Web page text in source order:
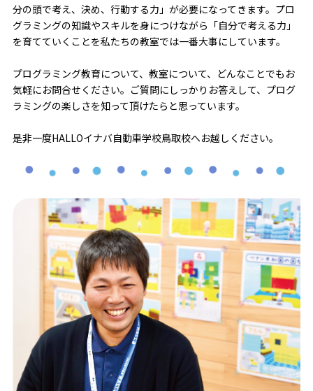
分の頭で考え、決め、行動する力」が必要になってきます。プロ
グラミングの知識やスキルを身につけながら「自分で考える力」
を育てていくことを私たちの教室では一番大事にしています。
プログラミング教育について、教室について、どんなことでもお
気軽にお問合せください。ご質問にしっかりお答えして、プログ
ラミングの楽しさを知って頂けたらと思っています。
是非一度HALLOイナバ自動車学校鳥取校へお越しください。